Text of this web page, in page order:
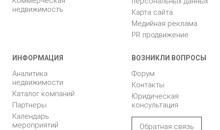
недвижимость
Карта сайта
Медийная реклама
PR продвижение
ИНФОРМАЦИЯ
Аналитика
недвижимости
Каталог компаний
Партнеры
Календарь
мероприятий
ВОЗНИКЛИ ВОПРОСЫ
Форум
Контакты
Юридическая
консультация
Обратная связь